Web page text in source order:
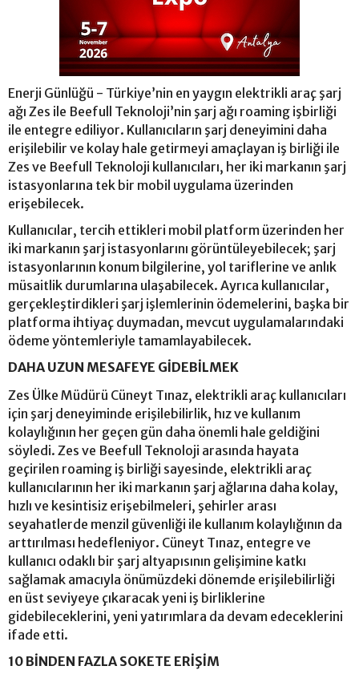
Enerji Günlüğü - Türkiye’nin en yaygın elektrikli araç şarj
ağı Zes ile Beefull Teknoloji’nin şarj ağı roaming işbirliği
ile entegre ediliyor. Kullanıcıların şarj deneyimini daha
erişilebilir ve kolay hale getirmeyi amaçlayan iş birliği ile
Zes ve Beefull Teknoloji kullanıcıları, her iki markanın şarj
istasyonlarına tek bir mobil uygulama üzerinden
erişebilecek.
Kullanıcılar, tercih ettikleri mobil platform üzerinden her
iki markanın şarj istasyonlarını görüntüleyebilecek; şarj
istasyonlarının konum bilgilerine, yol tariflerine ve anlık
müsaitlik durumlarına ulaşabilecek. Ayrıca kullanıcılar,
gerçekleştirdikleri şarj işlemlerinin ödemelerini, başka bir
platforma ihtiyaç duymadan, mevcut uygulamalarındaki
ödeme yöntemleriyle tamamlayabilecek.
DAHA UZUN MESAFEYE GİDEBİLMEK
Zes Ülke Müdürü Cüneyt Tınaz, elektrikli araç kullanıcıları
için şarj deneyiminde erişilebilirlik, hız ve kullanım
kolaylığının her geçen gün daha önemli hale geldiğini
söyledi. Zes ve Beefull Teknoloji arasında hayata
geçirilen roaming iş birliği sayesinde, elektrikli araç
kullanıcılarının her iki markanın şarj ağlarına daha kolay,
hızlı ve kesintisiz erişebilmeleri, şehirler arası
seyahatlerde menzil güvenliği ile kullanım kolaylığının da
arttırılması hedefleniyor. Cüneyt Tınaz, entegre ve
kullanıcı odaklı bir şarj altyapısının gelişimine katkı
sağlamak amacıyla önümüzdeki dönemde erişilebilirliği
en üst seviyeye çıkaracak yeni iş birliklerine
gidebileceklerini, yeni yatırımlara da devam edeceklerini
ifade etti.
10 BİNDEN FAZLA SOKETE ERİŞİM